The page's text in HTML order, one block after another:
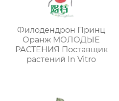
Филодендрон Принц
Оранж МОЛОДЫЕ
РАСТЕНИЯ Поставщик
растений In Vitro